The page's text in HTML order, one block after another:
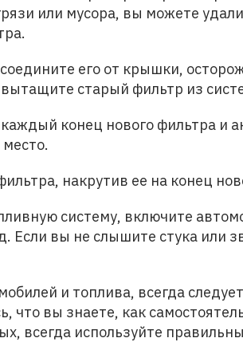
или мусора, вы можете
его от крышки,
старый фильтр из
конец нового фильтра и
накрутив ее на конец
систему, включите
Если вы не слышите стука или
и топлива, всегда
что вы знаете, как
всегда используйте